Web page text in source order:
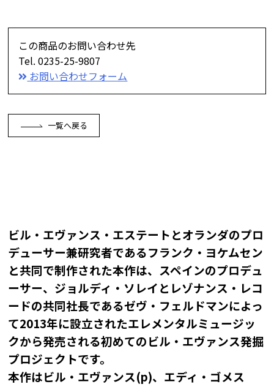
この商品のお問い合わせ先
Tel. 0235-25-9807
お問い合わせフォーム
一覧へ戻る
ビル・エヴァンス・エステートとオランダのプロ
デューサー兼研究者であるフランク・ヨケムセン
と共同で制作された本作は、スペインのプロデュ
ーサー、ジョルディ・ソレイとレゾナンス・レコ
ードの共同社長であるゼヴ・フェルドマンによっ
て2013年に設立されたエレメンタルミュージッ
クから発売される初めてのビル・エヴァンス発掘
プロジェクトです。
本作はビル・エヴァンス(p)、エディ・ゴメス